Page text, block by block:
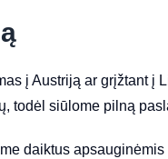
į Austriją ar grįžtant į
todėl siūlome pilną
daiktus apsauginėmis